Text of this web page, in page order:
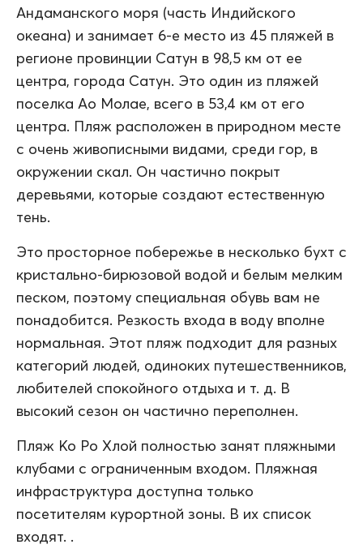
Андаманского моря (часть Индийского
океана) и занимает 6-е место из 45 пляжей в
регионе провинции Сатун в 98,5 км от ее
центра, города Сатун. Это один из пляжей
поселка Ао Молае, всего в 53,4 км от его
центра. Пляж расположен в природном месте
с очень живописными видами, среди гор, в
окружении скал. Он частично покрыт
деревьями, которые создают естественную
тень.
Это просторное побережье в несколько бухт с
кристально-бирюзовой водой и белым мелким
песком, поэтому специальная обувь вам не
понадобится. Резкость входа в воду вполне
нормальная. Этот пляж подходит для разных
категорий людей, одиноких путешественников,
любителей спокойного отдыха и т. д. В
высокий сезон он частично переполнен.
Пляж Ко Ро Хлой полностью занят пляжными
клубами с ограниченным входом. Пляжная
инфраструктура доступна только
посетителям курортной зоны. В их список
входят. .